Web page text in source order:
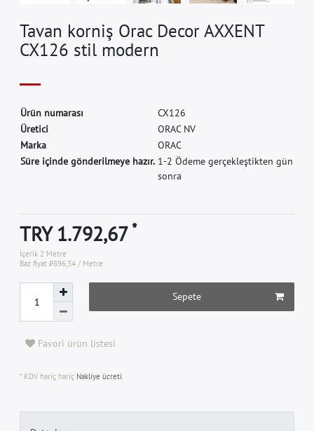
Tavan korniş Orac Decor AXXENT
CX126 stil modern
Ürün numarası CX126
Üretici ORAC NV
Marka ORAC
Süre içinde gönderilmeye hazır. 1-2 Ödeme gerçekleştikten gün
sonra
TRY 1.792,67*
İçerik 2 Metre
Baz fiyat₺896,34 / Metre
Sepete
Favori ürün listesi
* KDV hariç hariç Nakliye ücreti